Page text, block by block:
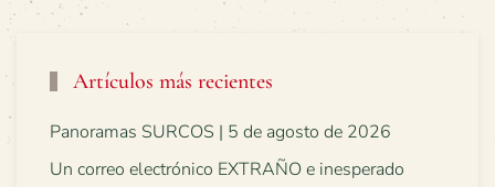
Artículos más recientes
Panoramas SURCOS | 5 de agosto de 2026
Un correo electrónico EXTRAÑO e inesperado